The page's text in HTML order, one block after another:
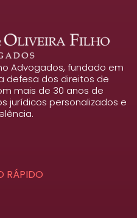
Advogados, fundado em
defesa dos direitos de
mais de 30 anos de
jurídicos personalizados e
RÁPIDO